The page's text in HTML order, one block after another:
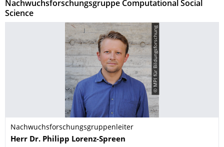
Nachwuchsforschungsgruppe Computational Social
Science
© MPI für Bildungsforschung
Nachwuchsforschungsgruppenleiter
Name
Herr Dr. Philipp Lorenz-Spreen